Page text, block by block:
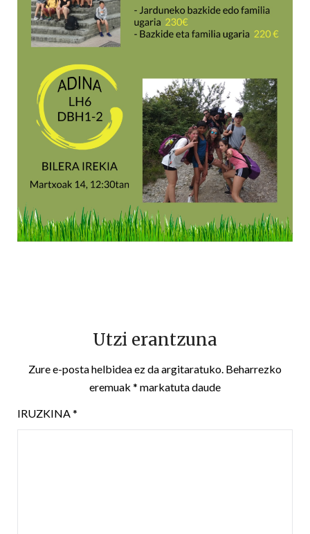
Utzi erantzuna
Zure e-posta helbidea ez da argitaratuko. Beharrezko
eremuak * markatuta daude
IRUZKINA*